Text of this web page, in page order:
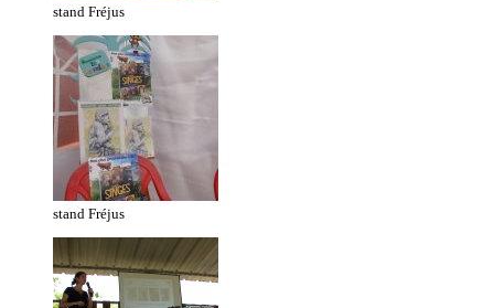
stand Fréjus
stand Fréjus